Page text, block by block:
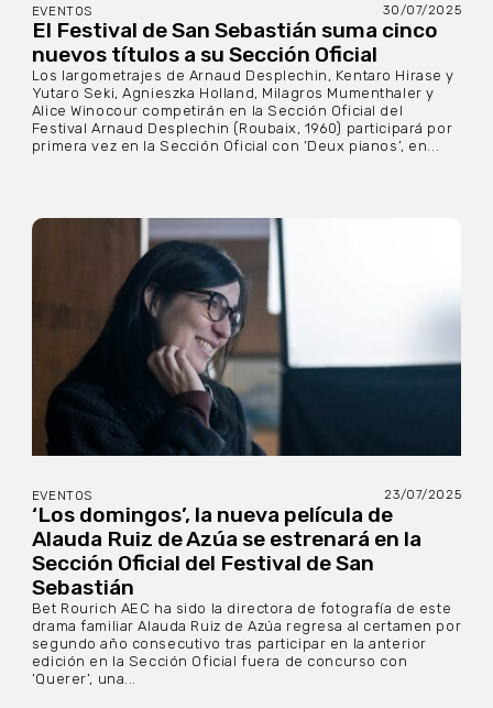
EVENTOS 30/07/2025
El Festival de San Sebastián suma cinco
nuevos títulos a su Sección Oficial
Los largometrajes de Arnaud Desplechin, Kentaro Hirase y
Yutaro Seki, Agnieszka Holland, Milagros Mumenthaler y
Alice Winocour competirán en la Sección Oficial del
Festival Arnaud Desplechin (Roubaix, 1960) participará por
primera vez en la Sección Oficial con ‘Deux pianos’, en...
EVENTOS 23/07/2025
‘Los domingos’, la nueva película de
Alauda Ruiz de Azúa se estrenará en la
Sección Oficial del Festival de San
Sebastián
Bet Rourich AEC ha sido la directora de fotografía de este
drama familiar Alauda Ruiz de Azúa regresa al certamen por
segundo año consecutivo tras participar en la anterior
edición en la Sección Oficial fuera de concurso con
‘Querer’, una...